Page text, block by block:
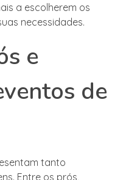
a escolherem os
necessidades.
e
de
tanto
Entre os prós,